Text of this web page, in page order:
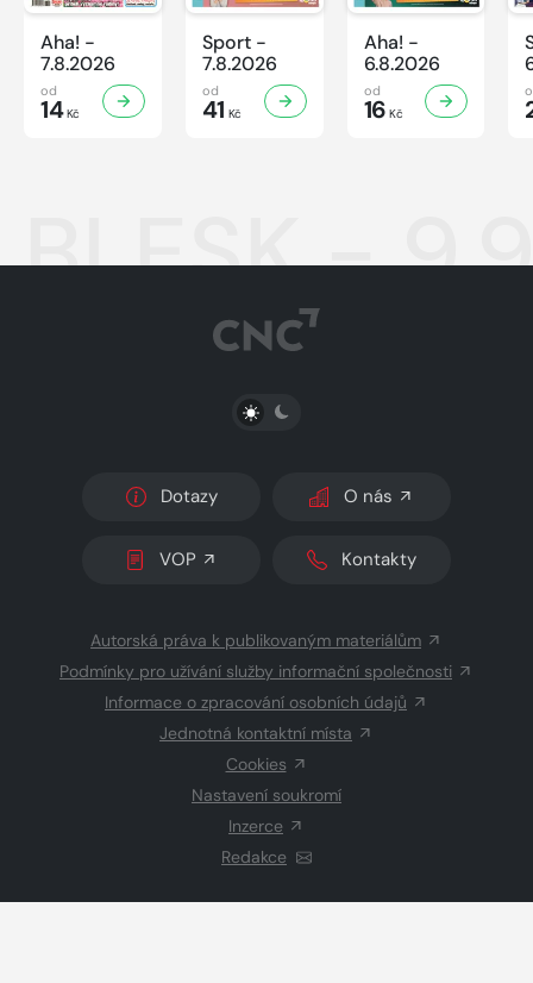
Aha! -
7.8.2026
od
14Kč
Sport -
7.8.2026
od
41 Kč
Aha! -
6.8.2026
od
16 Kč
BLESK -
PŘEPNOUT SVĚTLÝ/TMAVÝ REŽIM
Dotazy O nás
VOP Kontakty
Autorská práva k publikovaným materiálům
Podmínky pro užívání služby informační společnosti
Informace o zpracování osobních údajů
Jednotná kontaktní místa
Cookies
Nastavení soukromí
Inzerce
Redakce